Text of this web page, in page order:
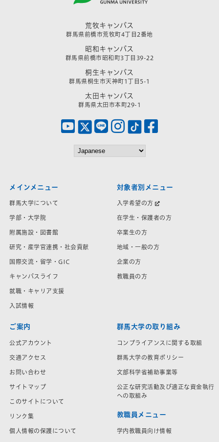
荒牧キャンパス
群馬県前橋市荒牧町4丁目2番地
昭和キャンパス
群馬県前橋市昭和町3丁目39-22
桐生キャンパス
群馬県桐生市天神町1丁目5-1
太田キャンパス
群馬県太田市本町29-1
メインメニュー
群馬大学について
学部・大学院
附属施設・図書館
研究・産学官連携・社会貢献
国際交流・留学・GIC
キャンパスライフ
就職・キャリア支援
入試情報
対象者別メニュー
入学希望の方
在学生・保護者の方
卒業生の方
地域・一般の方
企業の方
教職員の方
ご案内
公式アカウント
交通アクセス
お問い合わせ
サイトマップ
このサイトについて
リンク集
個人情報の保護について
群馬大学の取り組み
コンプライアンスに関する取組
群馬大学の教育ポリシー
文部科学省補助事業等
公正な研究活動及び適正な資金執行
への取組み
教職員メニュー
学内教職員向け情報